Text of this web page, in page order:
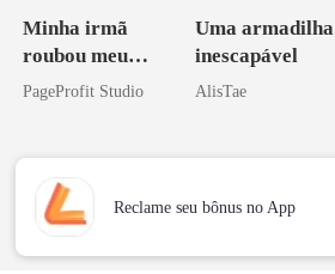
Minha irmã
roubou meu
companheiro e
PageProfit Studio
Uma armadilha
inescapável
AlisTae
Reclame seu bônus no App